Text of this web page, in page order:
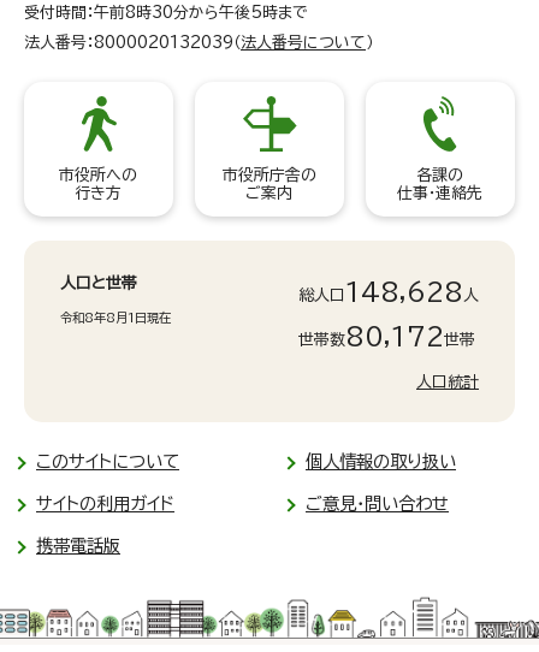
受付時間：午前8時30分から午後5時まで
法人番号：8000020132039（ 法人番号について ）
市役所への
行き方
市役所庁舎の
ご案内
各課の
仕事・連絡先
人口と世帯
令和8年8月1日現在
総人口 148,628 人
世帯数80,172世帯
人口統計
このサイトについて 個人情報の取り扱い
サイトの利用ガイド ご意見・問い合わせ
携帯電話版